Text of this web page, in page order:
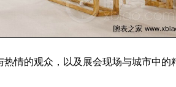
情的观众，以及展会现场与城市中的